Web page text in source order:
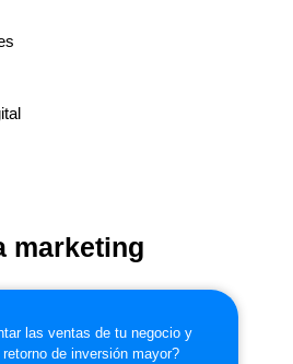
marketing
las ventas de tu negocio y
de inversión mayor?